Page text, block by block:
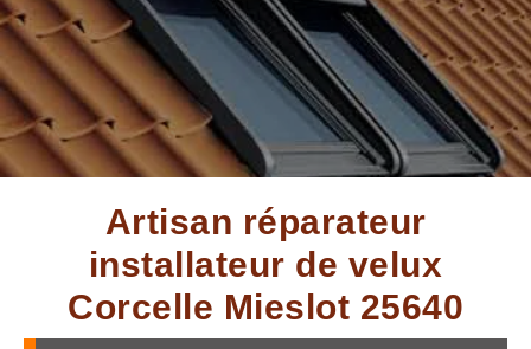
Artisan réparateur
installateur de velux
Corcelle Mieslot 25640